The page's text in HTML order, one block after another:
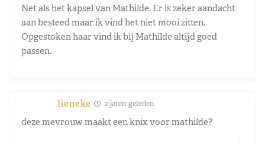
Net als het kapsel van Mathilde. Er is zeker aandacht
aan besteed maar ik vind het niet mooi zitten.
Opgestoken haar vind ik bij Mathilde altijd goed
passen.
lieneke 2 jaren geleden
deze mevrouw maakt een knix voor mathilde?